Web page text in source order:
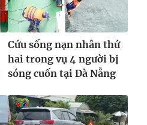
Cứu sống nạn nhân thứ
hai trong vụ 4 người bị
sóng cuốn tại Đà Nẵng